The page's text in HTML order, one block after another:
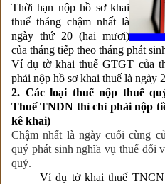
Thời hạn nộp hồ sơ khai
thuế tháng chậm nhất là
ngày thứ 20 (hai mươi)
của tháng tiếp theo tháng phát
Ví dụ tờ khai thuế GTGT của
phải nộp hồ sơ khai thuế là ngày
2. Các loại thuế nộp thuế
Thuế TNDN thì chỉ phải nộp
kê khai)
Chậm nhất là ngày cuối cùng
quý phát sinh nghĩa vụ thuế đối
quý.
Ví dụ tờ khai thuế